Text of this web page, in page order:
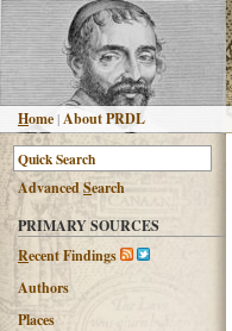
Home |About PRDL
AdvancedSearch
PRIMARY SOURCES
Recent Findings
Authors
Places